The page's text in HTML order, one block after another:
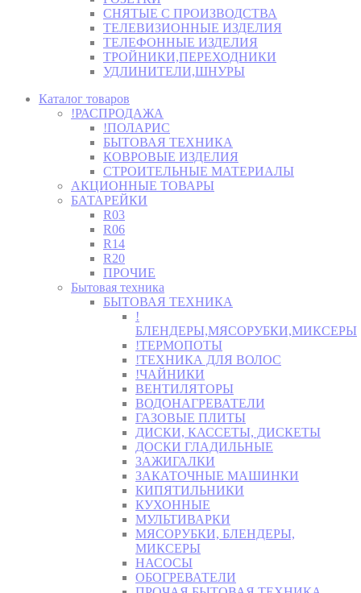
СНЯТЫЕ С ПРОИЗВОДСТВА
ТЕЛЕВИЗИОННЫЕ ИЗДЕЛИЯ
ТЕЛЕФОННЫЕ ИЗДЕЛИЯ
ТРОЙНИКИ,ПЕРЕХОДНИКИ
УДЛИНИТЕЛИ,ШНУРЫ
Каталог товаров
!РАСПРОДАЖА
!ПОЛАРИС
БЫТОВАЯ ТЕХНИКА
КОВРОВЫЕ ИЗДЕЛИЯ
СТРОИТЕЛЬНЫЕ МАТЕРИАЛЫ
АКЦИОННЫЕ ТОВАРЫ
БАТАРЕЙКИ
R03
R06
R14
R20
ПРОЧИЕ
Бытовая техника
БЫТОВАЯ ТЕХНИКА
!
БЛЕНДЕРЫ,МЯСОРУБКИ,МИКСЕРЫ
!ТЕРМОПОТЫ
!ТЕХНИКА ДЛЯ ВОЛОС
!ЧАЙНИКИ
ВЕНТИЛЯТОРЫ
ВОДОНАГРЕВАТЕЛИ
ГАЗОВЫЕ ПЛИТЫ
ДИСКИ, КАССЕТЫ, ДИСКЕТЫ
ДОСКИ ГЛАДИЛЬНЫЕ
ЗАЖИГАЛКИ
ЗАКАТОЧНЫЕ МАШИНКИ
КИПЯТИЛЬНИКИ
КУХОННЫЕ
МУЛЬТИВАРКИ
МЯСОРУБКИ, БЛЕНДЕРЫ,
МИКСЕРЫ
НАСОСЫ
ОБОГРЕВАТЕЛИ